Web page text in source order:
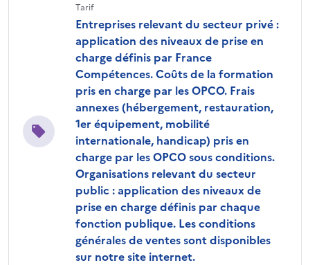
Tarif
Entreprises relevant du secteur privé :
application des niveaux de prise en
charge définis par France
Compétences. Coûts de la formation
pris en charge par les OPCO. Frais
annexes (hébergement, restauration,
1er équipement, mobilité
internationale, handicap) pris en
charge par les OPCO sous conditions.
Organisations relevant du secteur
public : application des niveaux de
prise en charge définis par chaque
fonction publique. Les conditions
générales de ventes sont disponibles
sur notre site internet.